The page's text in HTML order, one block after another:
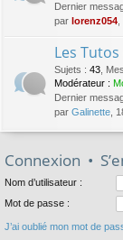
Dernier
par lorenz054
Les Tutos
Sujets : 43
Modérateur :
Dernier
par Galinette ,
Connexion •
Nom d’utilisateur :
Mot de passe :
J’ai oublié mon mot de